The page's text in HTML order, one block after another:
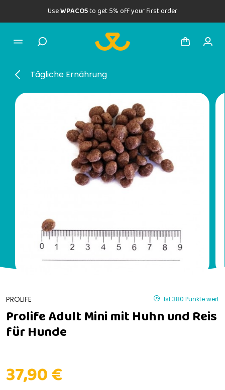
UseWPACO5to get 5% off your first order
Tägliche Ernährung
PROLIFE Ist 380 Punkte wert
Prolife Adult Mini mit Huhn und Reis
für Hunde
37,90 €